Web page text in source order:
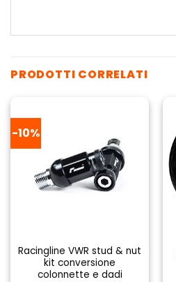
PRODOTTI CORRELATI
-10%
Racingline VWR stud & nut
kit conversione
colonnette e dadi